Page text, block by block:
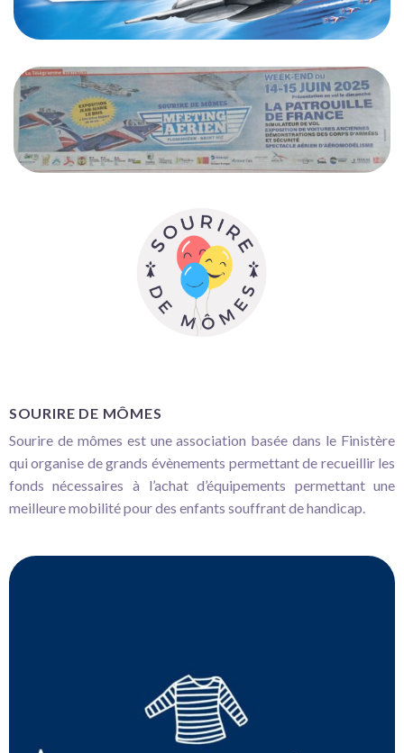
SOURIRE DE MÔMES
Sourire de mômes est une association basée dans le Finistère
qui organise de grands évènements permettant de recueillir les
fonds nécessaires à l’achat d’équipements permettant une
meilleure mobilité pour des enfants souffrant de handicap.